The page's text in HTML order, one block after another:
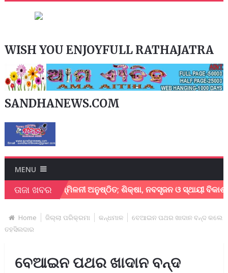
WISH YOU ENJOYFULL RATHAJATRA
SANDHANEWS.COM
MENU
ତାଜା ଖବରସମ୍ମିଳନୀ ଅନୁଷ୍ଠିତ; ଶିକ୍ଷା, ନବସୃଜନ ଓ ସ୍ଥାୟୀ ବିକାଶ
Home ଜିଲ୍ଲା ପରିକ୍ରମା କନ୍ଧମାଳ
ବେଆଇନ ପଥର ଖାଦାନ ବନ୍ଦ କଲେ
ତହସିଲଦାର
ବେଆଇନ ପଥର ଖାଦାନ ବନ୍ଦ